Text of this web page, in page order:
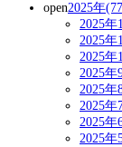
open2025年
2025年
2025年
2025年
2025年
2025年
2025年
2025年
2025年